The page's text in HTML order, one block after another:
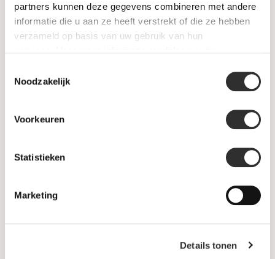
partners kunnen deze gegevens combineren met andere
informatie die u aan ze heeft verstrekt of die ze hebben
verzameld op basis van uw gebruik van hun
Noodzakelijk
Voorkeuren
Statistieken
Marketing
Details tonen
PRE-OWNED
Informatie